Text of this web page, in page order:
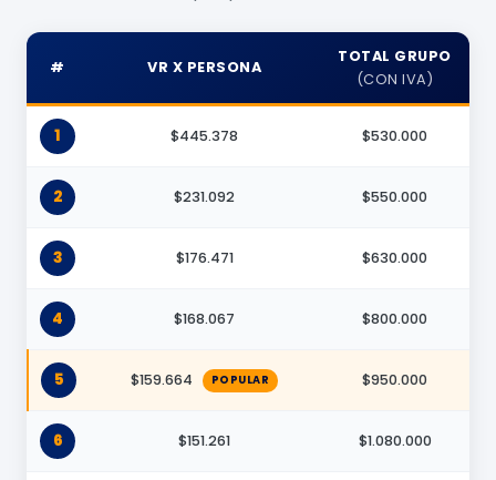
# VR X PERSONA
TOTAL GRUPO
(CON IVA)
1 $445.378 $530.000
2 $231.092 $550.000
3 $176.471 $630.000
4 $168.067 $800.000
5 $159.664 POPULAR $950.000
6 $151.261 $1.080.000